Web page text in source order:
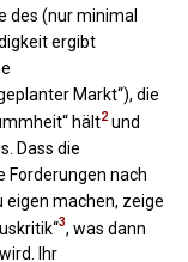
des (nur minimal
ergibt
Markt“), die
hält2 und
Dass die
Forderungen nach
machen, zeige
3, was dann
Ihr